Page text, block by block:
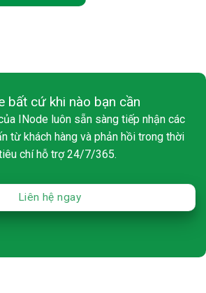
bất cứ khi nào bạn cần
INode luôn sẵn sàng tiếp nhận các
từ khách hàng và phản hồi trong thời
chí hỗ trợ 24/7/365.
Liên hệ ngay